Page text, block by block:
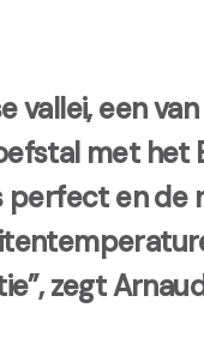
vallei, een
met het
perfect en de
zegt